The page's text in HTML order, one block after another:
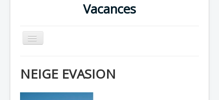
Vacances
Basculer
la
CARTE DES CENTRES DE VACANCES .
LISTE DES SEJOURS DE VACANCES 2026
NEIGE EVASION